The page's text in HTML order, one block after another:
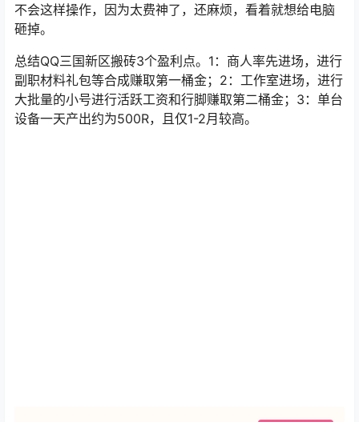
不会这样操作，因为太费神了，还麻烦，看着就想给电脑
砸掉。
总结QQ三国新区搬砖3个盈利点。1：商人率先进场，进行
副职材料礼包等合成赚取第一桶金；2：工作室进场，进行
大批量的小号进行活跃工资和行脚赚取第二桶金；3：单台
设备一天产出约为500R，且仅1-2月较高。